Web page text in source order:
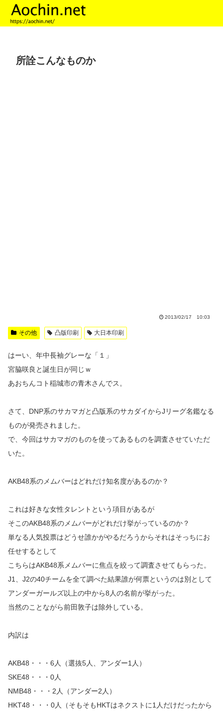
所詮こんなものか
2013/02/17 10:03
その他 凸版印刷 大日本印刷
はーい、年中長袖グレーな「１」
宮脇咲良と誕生日が同じｗ
あおちんコト稲城市の青木さんでス。
さて、DNP系のサカマガと凸版系のサカダイからJリーグ名鑑なる
ものが発売されました。
で、今回はサカマガのものを使ってあるものを調査させていただ
いた。
AKB48系のメムバーはどれだけ知名度があるのか？
これは好きな女性タレントという項目があるが
そこのAKB48系のメムバーがどれだけ挙がっているのか？
単なる人気投票はどうせ誰かがやるだろうからそれはそっちにお
任せするとして
こちらはAKB48系メムバーに焦点を絞って調査させてもらった。
J1、J2の40チームを全て調べた結果誰が何票というのは別として
アンダーガールズ以上の中から8人の名前が挙がった。
当然のことながら前田敦子は除外している。
内訳は
AKB48・・・6人（選抜5人、アンダー1人）
SKE48・・・0人
NMB48・・・2人（アンダー2人）
HKT48・・・0人（そもそもHKTはネクストに1人だけだったから